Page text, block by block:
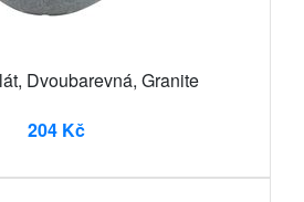
Dvoubarevná, Granite
204 Kč